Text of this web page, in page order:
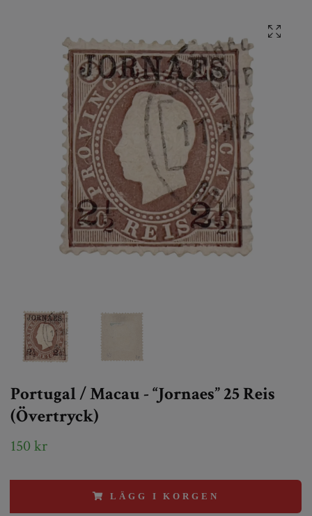
Portugal / Macau - “Jornaes” 25 Reis
(Övertryck)
150 kr
LÄGG I KORGEN